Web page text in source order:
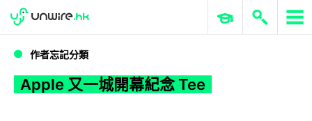
Apple 又一城開幕紀念 Tee
WWDC 2026 ERP 與商業 AI
作者忘記分類
Apple 又一城開幕紀念 Tee